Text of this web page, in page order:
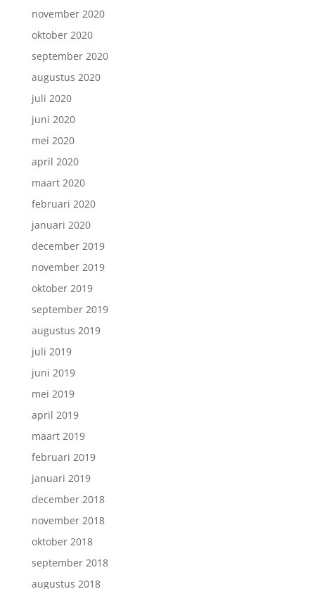
november 2020
oktober 2020
september 2020
augustus 2020
juli 2020
juni 2020
mei 2020
april 2020
maart 2020
februari 2020
januari 2020
december 2019
november 2019
oktober 2019
september 2019
augustus 2019
juli 2019
juni 2019
mei 2019
april 2019
maart 2019
februari 2019
januari 2019
december 2018
november 2018
oktober 2018
september 2018
augustus 2018